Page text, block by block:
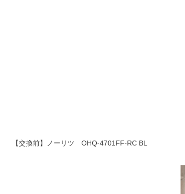
【交換前】ノーリツ OHQ-4701FF-RC BL